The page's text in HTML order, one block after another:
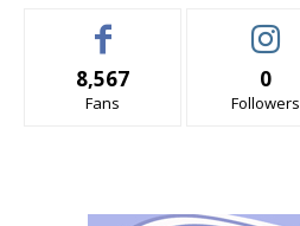
8,567
Fans
0
Followers